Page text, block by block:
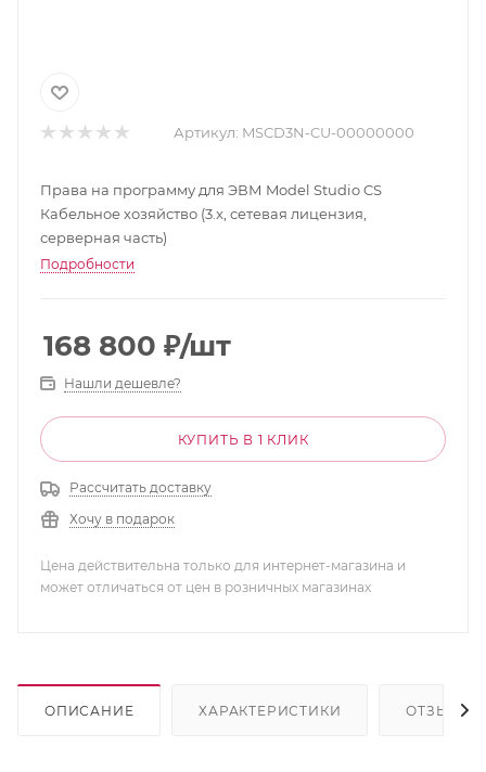
Артикул: MSCD3N-CU-00000000
Права на программу для ЭВМ Model Studio CS
Кабельное хозяйство (3.x, сетевая лицензия,
серверная часть)
Подробности
168 800 ₽/шт
Нашли дешевле?
КУПИТЬ В 1 КЛИК
Рассчитать доставку
Хочу в подарок
Цена действительна только для интернет-магазина и
может отличаться от цен в розничных магазинах
ОПИСАНИЕ ХАРАКТЕРИСТИКИ ОТЗЫВЫ